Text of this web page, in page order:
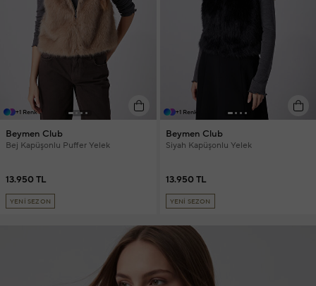
+1 Renk
Beymen Club
Bej Kapüşonlu Puffer Yelek
13.950 TL
YENİ SEZON
+1 Renk
Beymen Club
Siyah Kapüşonlu Yelek
13.950 TL
YENİ SEZON